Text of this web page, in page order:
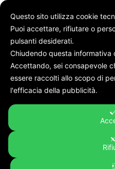
Vandalismo
Tag:vandalismo
Questo sito utilizza cookie
Puoi accettare, rifiutare o
pulsanti desiderati.
Chiudendo questa informativa
Accettando, sei consapevole
essere raccolti allo scopo di
l'efficacia della pubblicità.